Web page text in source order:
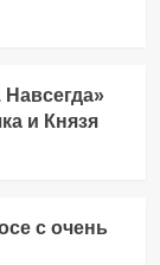
и Князя
с очень